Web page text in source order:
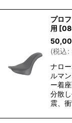
プロ
用 [
(税込:
ナロ
ルマ
ー着
分散
震、